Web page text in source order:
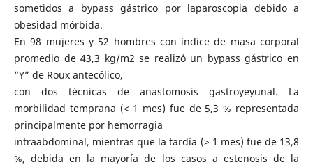
sometidos a bypass gástrico por laparoscopia debido a
obesidad mórbida.
En 98 mujeres y 52 hombres con índice de masa corporal
promedio de 43,3 kg/m2 se realizó un bypass gástrico en
“Y” de Roux antecólico,
con dos técnicas de anastomosis gastroyeyunal. La
morbilidad temprana (< 1 mes) fue de 5,3 % representada
principalmente por hemorragia
intraabdominal, mientras que la tardía (> 1 mes) fue de 13,8
%, debida en la mayoría de los casos a estenosis de la